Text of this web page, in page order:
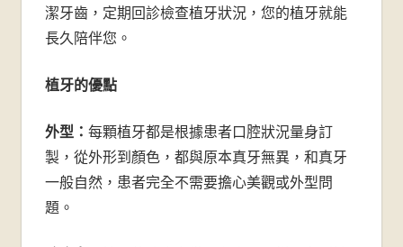
潔牙齒，定期回診檢查植牙狀況，您的植牙就能
長久陪伴您。
植牙的優點
外型： 每顆植牙都是根據患者口腔狀況量身訂
製，從外形到顏色，都與原本真牙無異，和真牙
一般自然，患者完全不需要擔心美觀或外型問
題。